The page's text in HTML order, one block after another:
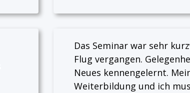
Das Seminar war sehr
Flug vergangen.
Neues kennengelernt.
Weiterbildung und ich